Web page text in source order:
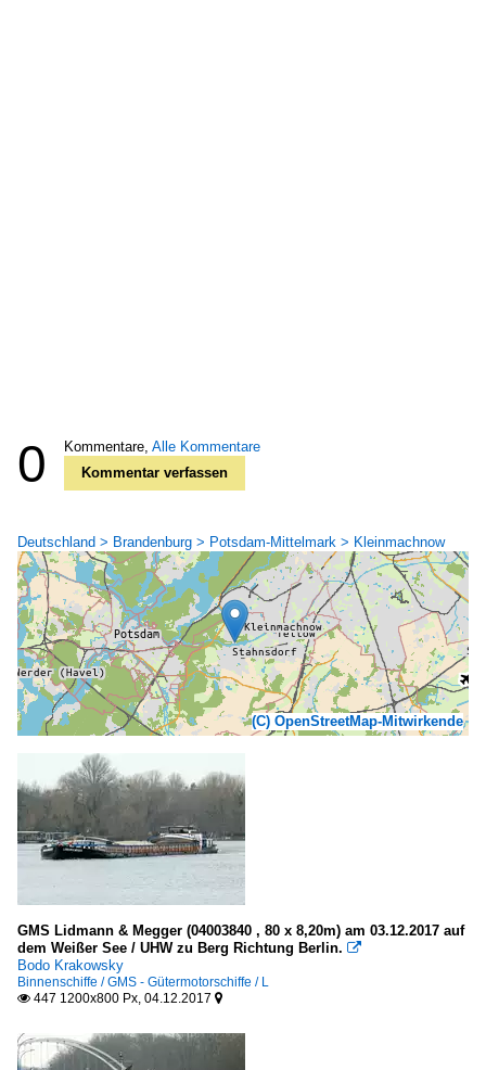
0 Kommentare, Alle Kommentare
Kommentar verfassen
Deutschland > Brandenburg > Potsdam-Mittelmark > Kleinmachnow
(C) OpenStreetMap-Mitwirkende
GMS Lidmann & Megger (04003840 , 80 x 8,20m) am 03.12.2017 auf
dem Weißer See / UHW zu Berg Richtung Berlin. 
Bodo Krakowsky
Binnenschiffe / GMS - Gütermotorschiffe / L
 447 1200x800 Px, 04.12.2017 